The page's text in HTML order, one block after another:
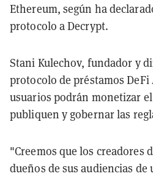
Ethereum, según ha
protocolo a Decrypt.
Stani Kulechov, fundador y
protocolo de préstamos DeFi
usuarios podrán monetizar
publiquen y gobernar las
"Creemos que los creadores
dueños de sus audiencias de